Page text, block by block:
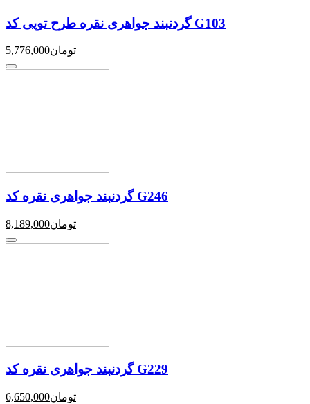
گردنبند جواهری نقره طرح توپی کد G103
5,776,000تومان
گردنبند جواهری نقره کد G246
8,189,000تومان
گردنبند جواهری نقره کد G229
6,650,000تومان